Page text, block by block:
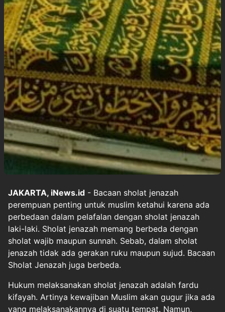
JAKARTA, iNews.id - Bacaan sholat jenazah
perempuan penting untuk muslim ketahui karena ada
perbedaan dalam pelafalan dengan sholat jenazah
laki-laki. Sholat jenazah memang berbeda dengan
sholat wajib maupun sunnah. Sebab, dalam sholat
jenazah tidak ada gerakan ruku maupun sujud. Bacaan
Sholat Jenazah juga berbeda.
Hukum melaksanakan sholat jenazah adalah fardu
kifayah. Artinya kewajiban Muslim akan gugur jika ada
yang melaksanakannya di suatu tempat. Namun,